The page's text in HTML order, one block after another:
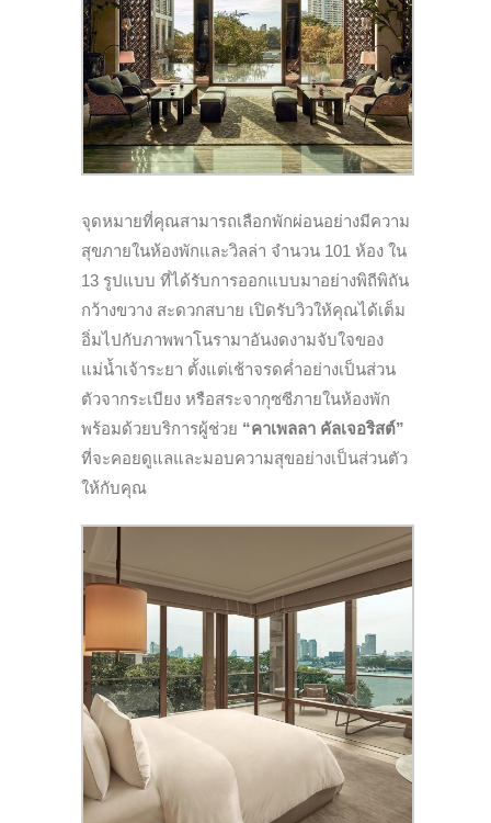
จุดหมายที่คุณสามารถเลือกพักผ่อนอย่างมีความ
สุขภายในห้องพักและวิลล่า จำนวน 101 ห้อง ใน
13 รูปแบบ ที่ได้รับการออกแบบมาอย่างพิถีพิถัน
กว้างขวาง สะดวกสบาย เปิดรับวิวให้คุณได้เต็ม
อิ่มไปกับภาพพาโนรามาอันงดงามจับใจของ
แม่น้ำเจ้าระยา ตั้งแต่เช้าจรดค่ำอย่างเป็นส่วน
ตัวจากระเบียง หรือสระจากุซซีภายในห้องพัก
พร้อมด้วยบริการผู้ช่วย “คาเพลลา คัลเจอริสต์”
ที่จะคอยดูแลและมอบความสุขอย่างเป็นส่วนตัว
ให้กับคุณ